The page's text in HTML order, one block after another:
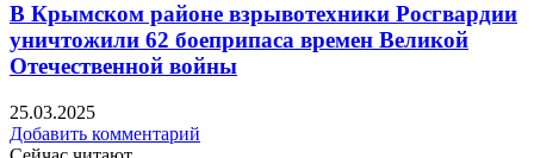
В Крымском районе взрывотехники Росгвардии
уничтожили 62 боеприпаса времен Великой
Отечественной войны
25.03.2025
Добавить комментарий